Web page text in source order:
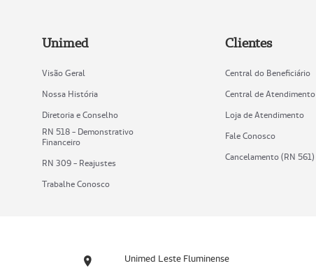
Unimed
Visão Geral
Nossa História
Diretoria e Conselho
RN 518 - Demonstrativo
Financeiro
RN 309 - Reajustes
Trabalhe Conosco
Clientes
Central do Beneficiário
Central de Atendimento
Loja de Atendimento
Fale Conosco
Cancelamento (RN 561)
Unimed Leste Fluminense